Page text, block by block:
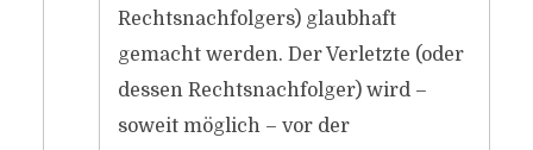
Rechtsnachfolgers) glaubhaft
gemacht werden. Der Verletzte (oder
dessen Rechtsnachfolger) wird –
soweit möglich – vor der